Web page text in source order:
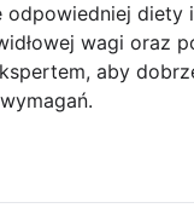
odpowiedniej
wagi oraz
aby